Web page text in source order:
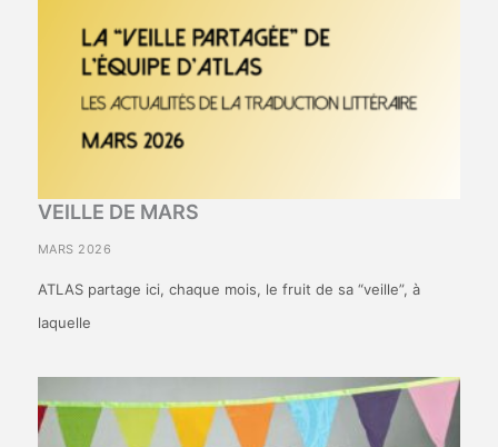
VEILLE DE MARS
MARS 2026
ATLAS partage ici, chaque mois, le fruit de sa “veille”, à
laquelle